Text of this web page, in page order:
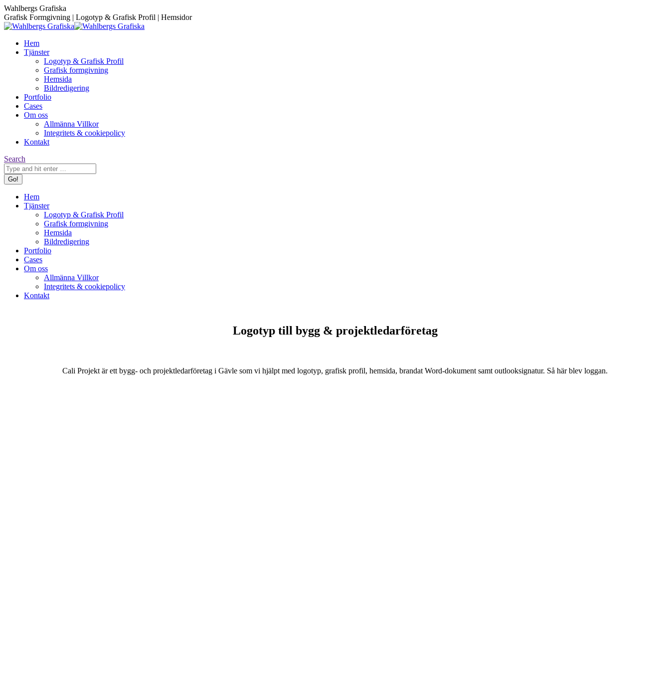
Skip
to
content
Facebook
page
opens
new
window
Instagram
page
opens
new
window
Wahlbergs Grafiska
Grafisk Formgivning | Logotyp & Grafisk Profil | Hemsidor
Hem
Tjänster
Logotyp & Grafisk Profil
Grafisk formgivning
Hemsida
Bildredigering
Portfolio
Cases
Om oss
Allmänna Villkor
Integritets & cookiepolicy
Kontakt
Search:
Search
Hem
Tjänster
Logotyp & Grafisk Profil
Grafisk formgivning
Hemsida
Bildredigering
Portfolio
Cases
Om oss
Allmänna Villkor
Integritets & cookiepolicy
Kontakt
Logotyp till bygg & projektledarföretag
Cali Projekt är ett bygg- och projektledarföretag i Gävle som vi hjälpt med logotyp, grafisk profil, hemsida, brandat Word-dokument samt outlooksignatur. Så här blev loggan.